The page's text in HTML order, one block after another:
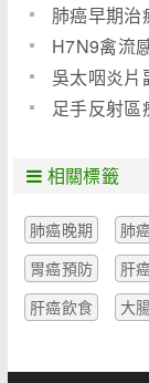
肺癌早期治
H7N9禽流
吳太咽炎片
足手反射
相關標籤
肺癌晚期 肺
胃癌預防
肝
肝癌飲食
大